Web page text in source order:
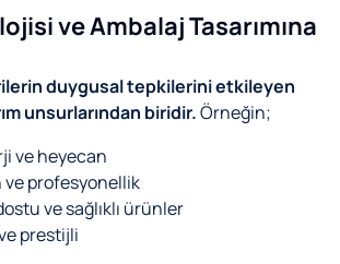
ve Ambalaj Tasarımına
duygusal tepkilerini etkileyen
unsurlarından biridir.Örneğin;
ve heyecan
ve profesyonellik
ve sağlıklı ürünler
prestijli